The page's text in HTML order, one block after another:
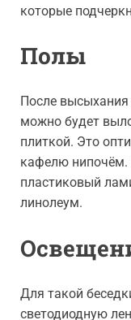
которые
Полы
После
можно будет
плиткой. Это
кафелю нипочём.
пластиковый
линолеум.
Для такой
светодиодную